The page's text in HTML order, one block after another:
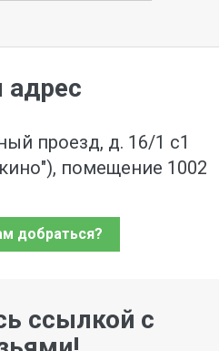
проезд, д. 16/1 с1
помещение 1002
добраться?
ссылкой с